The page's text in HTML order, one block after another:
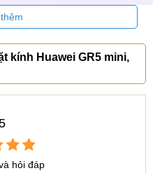
đây bạn thường phải thay
chi phí cực kì đắt và chất
kính Huawei GR5 mini,
hỏi đáp